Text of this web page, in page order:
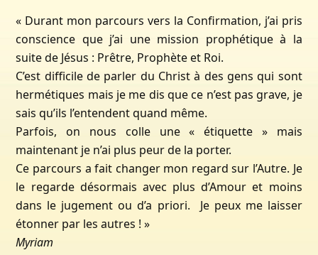
« Durant mon parcours vers la Confirmation, j’ai pris
conscience que j’ai une mission prophétique à la
suite de Jésus : Prêtre, Prophète et Roi.
C’est difficile de parler du Christ à des gens qui sont
hermétiques mais je me dis que ce n’est pas grave, je
sais qu’ils l’entendent quand même.
Parfois, on nous colle une « étiquette » mais
maintenant je n’ai plus peur de la porter.
Ce parcours a fait changer mon regard sur l’Autre. Je
le regarde désormais avec plus d’Amour et moins
dans le jugement ou d’a priori. Je peux me laisser
étonner par les autres ! »
Myriam